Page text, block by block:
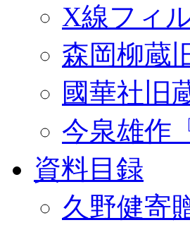
X線フィ
森岡柳蔵
國華社旧
今泉雄作
資料目録
久野健寄